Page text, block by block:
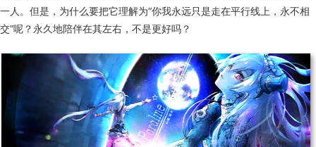
一人。但是，为什么要把它理解为“你我永远只是走在平行线上，永不相
交”呢？永久地陪伴在其左右，不是更好吗？